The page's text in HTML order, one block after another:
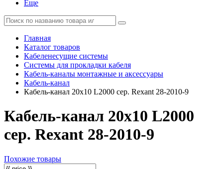
Еще
Главная
Каталог товаров
Кабеленесущие системы
Системы для прокладки кабеля
Кабель-каналы монтажные и аксессуары
Кабель-канал
Кабель-канал 20х10 L2000 сер. Rexant 28-2010-9
Кабель-канал 20х10 L2000
сер. Rexant 28-2010-9
Похожие товары